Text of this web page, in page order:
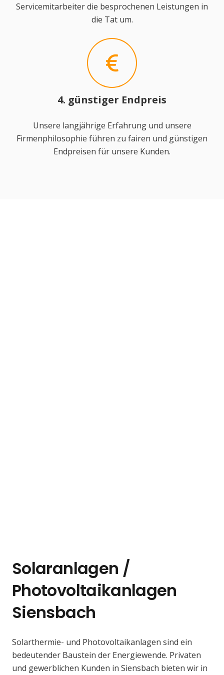
Servicemitarbeiter die besprochenen Leistungen in
die Tat um.
4. günstiger Endpreis
Unsere langjährige Erfahrung und unsere
Firmenphilosophie führen zu fairen und günstigen
Endpreisen für unsere Kunden.
Solaranlagen /
Photovoltaikanlagen
Siensbach
Solarthermie- und Photovoltaikanlagen sind ein
bedeutender Baustein der Energiewende. Privaten
und gewerblichen Kunden in Siensbach bieten wir in